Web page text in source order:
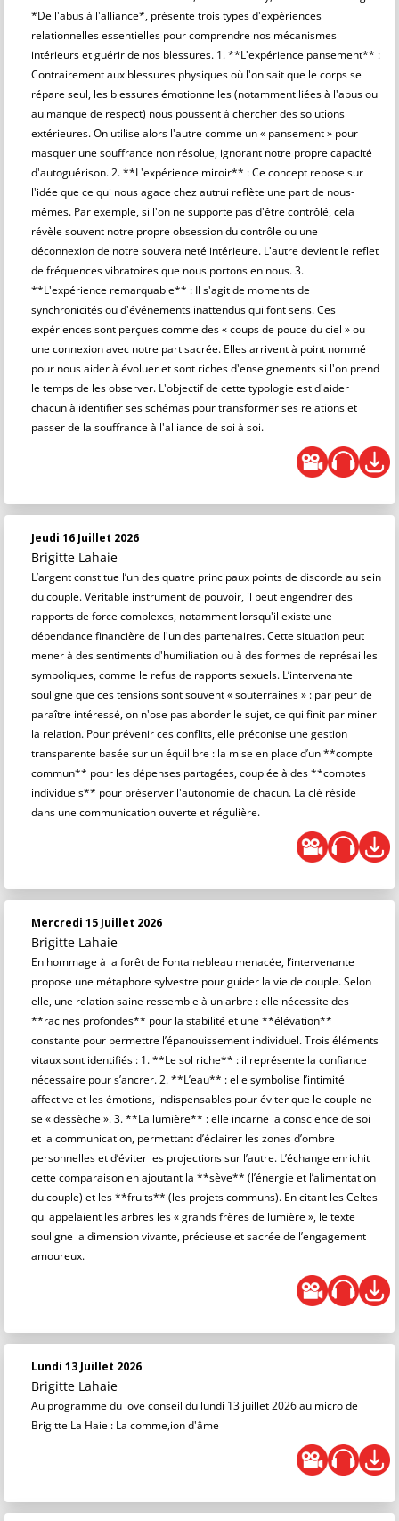
*De l'abus à l'alliance*, présente trois types d'expériences
relationnelles essentielles pour comprendre nos mécanismes
intérieurs et guérir de nos blessures. 1. **L'expérience pansement** :
Contrairement aux blessures physiques où l'on sait que le corps se
répare seul, les blessures émotionnelles (notamment liées à l'abus ou
au manque de respect) nous poussent à chercher des solutions
extérieures. On utilise alors l'autre comme un « pansement » pour
masquer une souffrance non résolue, ignorant notre propre capacité
d'autoguérison. 2. **L'expérience miroir** : Ce concept repose sur
l'idée que ce qui nous agace chez autrui reflète une part de nous-
mêmes. Par exemple, si l'on ne supporte pas d'être contrôlé, cela
révèle souvent notre propre obsession du contrôle ou une
déconnexion de notre souveraineté intérieure. L'autre devient le reflet
de fréquences vibratoires que nous portons en nous. 3.
**L'expérience remarquable** : Il s'agit de moments de
synchronicités ou d'événements inattendus qui font sens. Ces
expériences sont perçues comme des « coups de pouce du ciel » ou
une connexion avec notre part sacrée. Elles arrivent à point nommé
pour nous aider à évoluer et sont riches d'enseignements si l'on prend
le temps de les observer. L'objectif de cette typologie est d'aider
chacun à identifier ses schémas pour transformer ses relations et
passer de la souffrance à l'alliance de soi à soi.
Jeudi 16 Juillet 2026
Brigitte Lahaie
L’argent constitue l’un des quatre principaux points de discorde au sein
du couple. Véritable instrument de pouvoir, il peut engendrer des
rapports de force complexes, notamment lorsqu'il existe une
dépendance financière de l'un des partenaires. Cette situation peut
mener à des sentiments d'humiliation ou à des formes de représailles
symboliques, comme le refus de rapports sexuels. L’intervenante
souligne que ces tensions sont souvent « souterraines » : par peur de
paraître intéressé, on n'ose pas aborder le sujet, ce qui finit par miner
la relation. Pour prévenir ces conflits, elle préconise une gestion
transparente basée sur un équilibre : la mise en place d’un **compte
commun** pour les dépenses partagées, couplée à des **comptes
individuels** pour préserver l'autonomie de chacun. La clé réside
dans une communication ouverte et régulière.
Mercredi 15 Juillet 2026
Brigitte Lahaie
En hommage à la forêt de Fontainebleau menacée, l’intervenante
propose une métaphore sylvestre pour guider la vie de couple. Selon
elle, une relation saine ressemble à un arbre : elle nécessite des
**racines profondes** pour la stabilité et une **élévation**
constante pour permettre l’épanouissement individuel. Trois éléments
vitaux sont identifiés : 1. **Le sol riche** : il représente la confiance
nécessaire pour s’ancrer. 2. **L’eau** : elle symbolise l’intimité
affective et les émotions, indispensables pour éviter que le couple ne
se « dessèche ». 3. **La lumière** : elle incarne la conscience de soi
et la communication, permettant d’éclairer les zones d’ombre
personnelles et d’éviter les projections sur l’autre. L’échange enrichit
cette comparaison en ajoutant la **sève** (l’énergie et l’alimentation
du couple) et les **fruits** (les projets communs). En citant les Celtes
qui appelaient les arbres les « grands frères de lumière », le texte
souligne la dimension vivante, précieuse et sacrée de l’engagement
amoureux.
Lundi 13 Juillet 2026
Brigitte Lahaie
Au programme du love conseil du lundi 13 juillet 2026 au micro de
Brigitte La Haie : La comme,ion d'âme